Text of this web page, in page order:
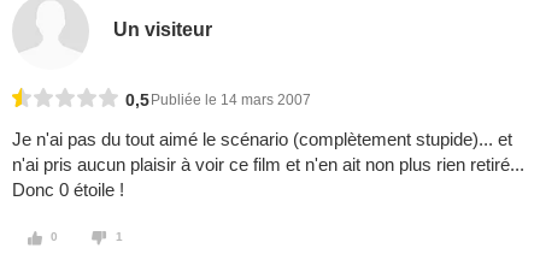
Un visiteur
0,5 Publiée le 14 mars 2007
Je n'ai pas du tout aimé le scénario (complètement stupide)... et
n'ai pris aucun plaisir à voir ce film et n'en ait non plus rien retiré...
Donc 0 étoile !
0 1